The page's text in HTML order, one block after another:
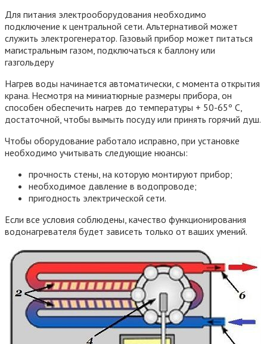
Для питания электрооборудования необходимо
подключение к центральной сети. Альтернативой может
служить электрогенератор. Газовый прибор может питаться
магистральным газом, подключаться к баллону или
газгольдеру
Нагрев воды начинается автоматически, с момента открытия
крана. Несмотря на миниатюрные размеры прибора, он
способен обеспечить нагрев до температуры + 50-65º С,
достаточной, чтобы вымыть посуду или принять горячий душ.
Чтобы оборудование работало исправно, при установке
необходимо учитывать следующие нюансы:
прочность стены, на которую монтируют прибор;
необходимое давление в водопроводе;
пригодность электрической сети.
Если все условия соблюдены, качество функционирования
водонагревателя будет зависеть только от ваших умений.